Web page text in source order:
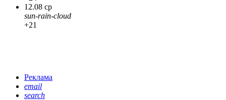
12.08 ср
sun-rain-cloud
+21
Реклама
email
search